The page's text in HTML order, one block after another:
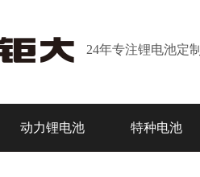
24年专注锂电池定制
动力锂电池 特种电池